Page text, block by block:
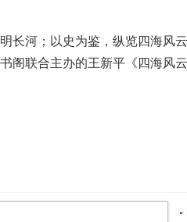
河；以史为鉴，纵览四海风云
阁联合主办的王新平《四海风